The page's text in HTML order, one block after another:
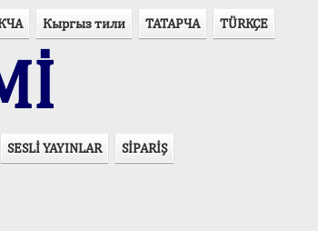
Кыргыз тили ТАТАРЧА TÜRKÇE
SESLİ YAYINLAR SİPARİŞ